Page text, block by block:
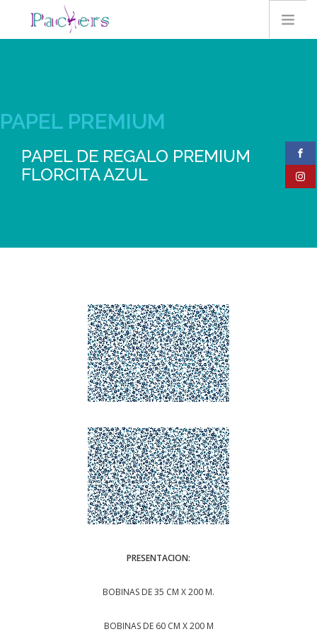
CONTACTO
PAPEL PREMIUM
PAPEL DE REGALO PREMIUM
FLORCITA AZUL
PRESENTACION:
BOBINAS DE 35 CM X 200 M.
BOBINAS DE 60 CM X 200 M